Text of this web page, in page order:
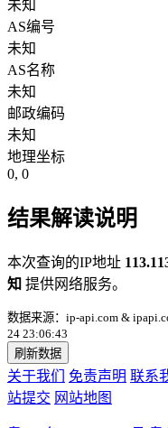
未知
AS编号
未知
AS名称
未知
邮政编码
未知
地理坐标
0, 0
结果解读说明
本次查询的IP地址
知 提供网络服务。
数据来源：ip-api.com &
24 23:06:43
刷新数据
关于我们 免责声明 联系
站提交 网站地图